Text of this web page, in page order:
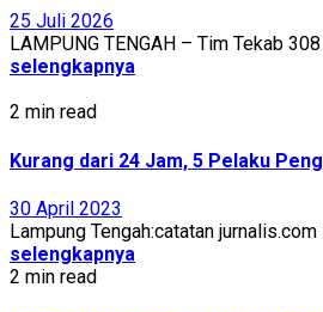
25 Juli 2026
LAMPUNG TENGAH – Tim Tekab
selengkapnya
2 min read
Kurang dari 24 Jam, 5 Pelaku
30 April 2023
Lampung Tengah:catatan
selengkapnya
2 min read